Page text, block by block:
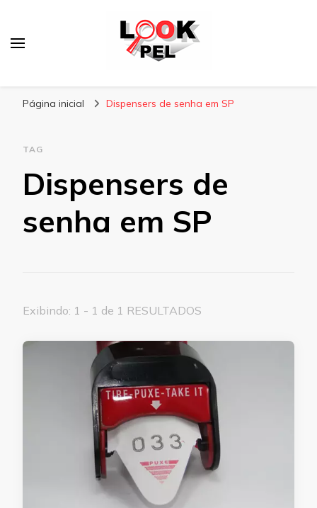
Página inicial Dispensers de senha em SP
TAG
Dispensers de
senha em SP
Exibindo: 1 - 1 de 1 RESULTADOS